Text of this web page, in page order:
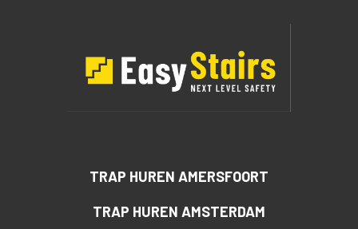
TRAP HUREN AMERSFOORT
TRAP HUREN AMSTERDAM